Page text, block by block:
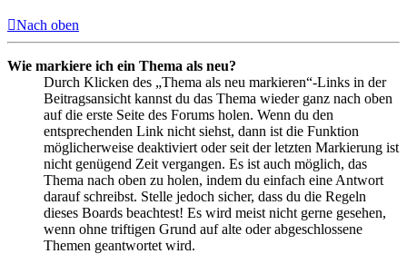
Nach oben
Wie markiere ich ein Thema als neu?
Durch Klicken des „Thema als neu markieren“-Links in der
Beitragsansicht kannst du das Thema wieder ganz nach oben
auf die erste Seite des Forums holen. Wenn du den
entsprechenden Link nicht siehst, dann ist die Funktion
möglicherweise deaktiviert oder seit der letzten Markierung ist
nicht genügend Zeit vergangen. Es ist auch möglich, das
Thema nach oben zu holen, indem du einfach eine Antwort
darauf schreibst. Stelle jedoch sicher, dass du die Regeln
dieses Boards beachtest! Es wird meist nicht gerne gesehen,
wenn ohne triftigen Grund auf alte oder abgeschlossene
Themen geantwortet wird.